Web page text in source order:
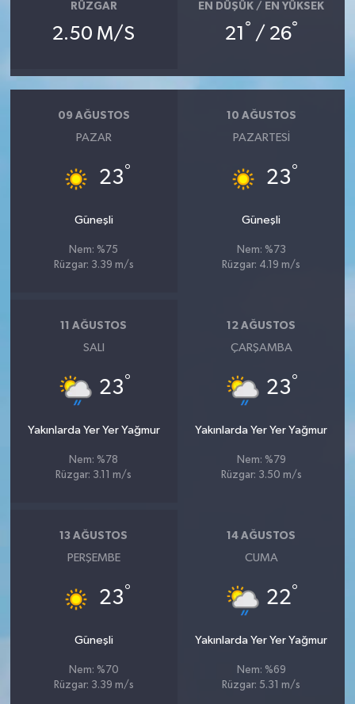
RÜZGAR
2.50 M/S
EN DÜŞÜK / EN YÜKSEK
21 ° / 26°
09 AĞUSTOS
PAZAR
23°
Güneşli
Nem: %75
Rüzgar: 3.39 m/s
10 AĞUSTOS
PAZARTESI
23°
Güneşli
Nem: %73
Rüzgar: 4.19 m/s
11 AĞUSTOS
SALI
23°
Yakınlarda Yer Yer Yağmur
Nem: %78
Rüzgar: 3.11 m/s
12 AĞUSTOS
ÇARŞAMBA
23°
Yakınlarda Yer Yer Yağmur
Nem: %79
Rüzgar: 3.50 m/s
13 AĞUSTOS
PERŞEMBE
23°
Güneşli
Nem: %70
Rüzgar: 3.39 m/s
14 AĞUSTOS
CUMA
22°
Yakınlarda Yer Yer Yağmur
Nem: %69
Rüzgar: 5.31 m/s